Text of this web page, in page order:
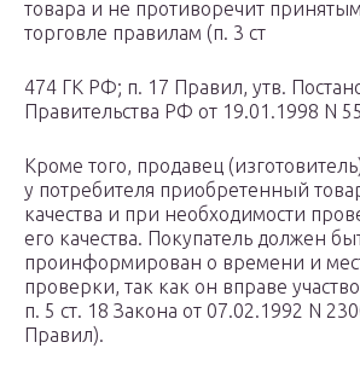
товара и не противоречит
торговле правилам (п. 3 ст
474 ГК РФ; п. 17 Правил, утв.
Правительства РФ от 19.01.1998 N
Кроме того, продавец
у потребителя приобретенный
качества и при необходимости
его качества. Покупатель должен
проинформирован о времени и
проверки, так как он вправе
п. 5 ст. 18 Закона от 07.02.1992 N
Правил).